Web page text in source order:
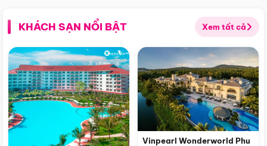
KHÁCH SẠN NỔI BẬT Xem tất cả
Vinpearl Wonderworld Phu